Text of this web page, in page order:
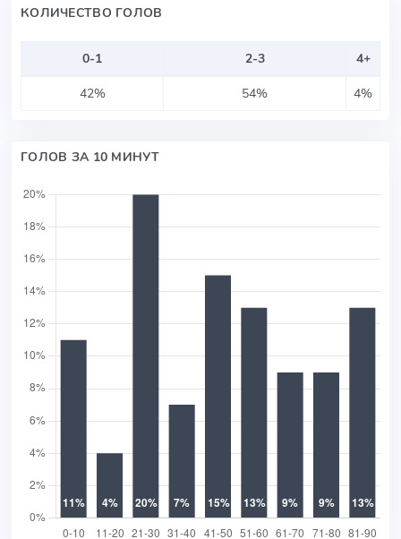
КОЛИЧЕСТВО ГОЛОВ
0-1 2-3
4+
42%
54% 4%
ГОЛОВ ЗА 10 МИНУТ